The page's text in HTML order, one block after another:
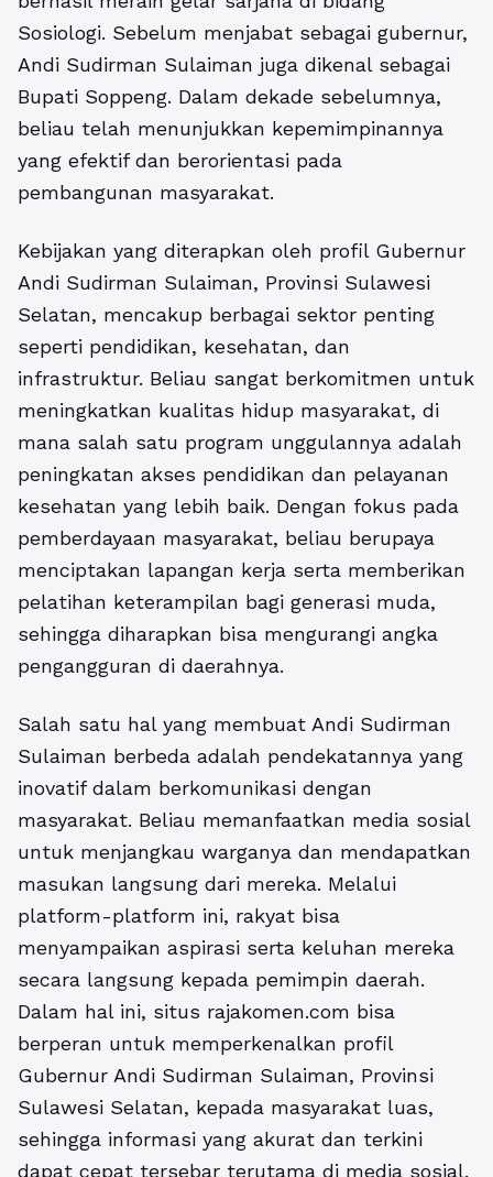
Sosiologi. Sebelum menjabat sebagai gubernur,
Andi Sudirman Sulaiman juga dikenal sebagai
Bupati Soppeng. Dalam dekade sebelumnya,
beliau telah menunjukkan kepemimpinannya
yang efektif dan berorientasi pada
pembangunan masyarakat.
Kebijakan yang diterapkan oleh profil Gubernur
Andi Sudirman Sulaiman, Provinsi Sulawesi
Selatan, mencakup berbagai sektor penting
seperti pendidikan, kesehatan, dan
infrastruktur. Beliau sangat berkomitmen untuk
meningkatkan kualitas hidup masyarakat, di
mana salah satu program unggulannya adalah
peningkatan akses pendidikan dan pelayanan
kesehatan yang lebih baik. Dengan fokus pada
pemberdayaan masyarakat, beliau berupaya
menciptakan lapangan kerja serta memberikan
pelatihan keterampilan bagi generasi muda,
sehingga diharapkan bisa mengurangi angka
pengangguran di daerahnya.
Salah satu hal yang membuat Andi Sudirman
Sulaiman berbeda adalah pendekatannya yang
inovatif dalam berkomunikasi dengan
masyarakat. Beliau memanfaatkan media sosial
untuk menjangkau warganya dan mendapatkan
masukan langsung dari mereka. Melalui
platform-platform ini, rakyat bisa
menyampaikan aspirasi serta keluhan mereka
secara langsung kepada pemimpin daerah.
Dalam hal ini, situs rajakomen.com bisa
berperan untuk memperkenalkan profil
Gubernur Andi Sudirman Sulaiman, Provinsi
Sulawesi Selatan, kepada masyarakat luas,
sehingga informasi yang akurat dan terkini
dapat cepat tersebar terutama di media sosial.